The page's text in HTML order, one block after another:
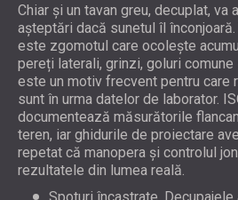
Chiar și un tavan greu, decuplat, va
așteptări dacă sunetul îl
este zgomotul care ocolește
pereți laterali, grinzi, goluri
este un motiv frecvent pentru care
sunt în urma datelor de laborator.
documentează măsurătorile
teren, iar ghidurile de proiectare
repetat că manopera și controlul
rezultatele din lumea reală.